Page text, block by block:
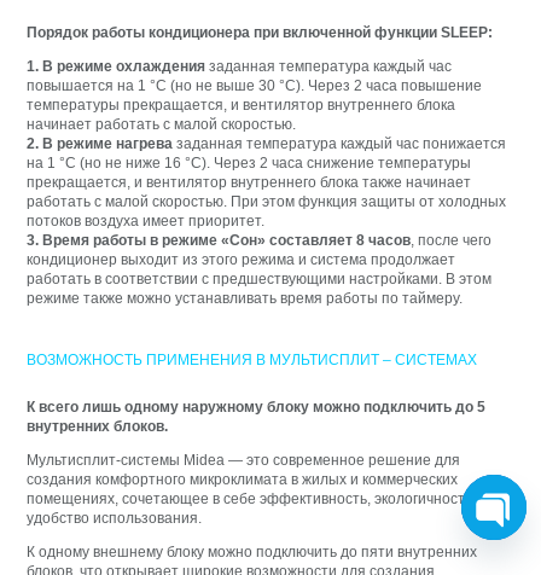
Порядок работы кондиционера при включенной функции SLEEP:
1. В режиме охлаждения заданная температура каждый час
повышается на 1 °C (но не выше 30 °C). Через 2 часа повышение
температуры прекращается, и вентилятор внутреннего блока
начинает работать с малой скоростью.
2. В режиме нагрева заданная температура каждый час понижается
на 1 °С (но не ниже 16 °С). Через 2 часа снижение температуры
прекращается, и вентилятор внутреннего блока также начинает
работать с малой скоростью. При этом функция защиты от холодных
потоков воздуха имеет приоритет.
3. Время работы в режиме «Сон» составляет 8 часов, после чего
кондиционер выходит из этого режима и система продолжает
работать в соответствии с предшествующими настройками. В этом
режиме также можно устанавливать время работы по таймеру.
ВОЗМОЖНОСТЬ ПРИМЕНЕНИЯ В МУЛЬТИСПЛИТ – СИСТЕМАХ
К всего лишь одному наружному блоку можно подключить до 5
внутренних блоков.
Мультисплит-системы Midea — это современное решение для
создания комфортного микроклимата в жилых и коммерческих
помещениях, сочетающее в себе эффективность, экологичность и
удобство использования.
К одному внешнему блоку можно подключить до пяти внутренних
O